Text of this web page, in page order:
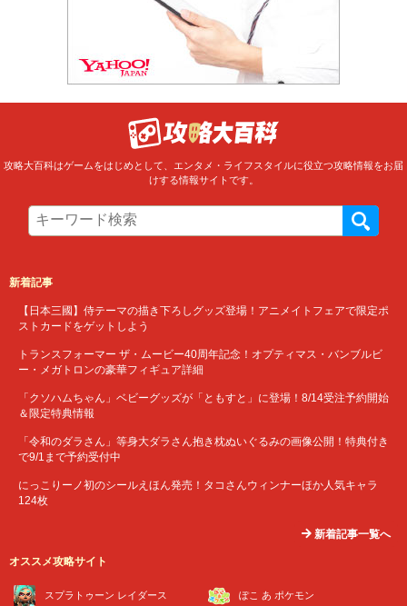
攻略大百科はゲームをはじめとして、エンタメ・ライフスタイルに役立つ攻略情報をお届
けする情報サイトです。
新着記事
【日本三國】侍テーマの描き下ろしグッズ登場！アニメイトフェアで限定ポ
ストカードをゲットしよう
トランスフォーマー ザ・ムービー40周年記念！オプティマス・バンブルビ
ー・メガトロンの豪華フィギュア詳細
「クソハムちゃん」ベビーグッズが「ともすと」に登場！8/14受注予約開始
＆限定特典情報
「令和のダラさん」等身大ダラさん抱き枕ぬいぐるみの画像公開！特典付き
で9/1まで予約受付中
にっこりーノ初のシールえほん発売！タコさんウィンナーほか人気キャラ
124枚
新着記事一覧へ
オススメ攻略サイト
スプラトゥーン レイダース ぽこ あ ポケモン